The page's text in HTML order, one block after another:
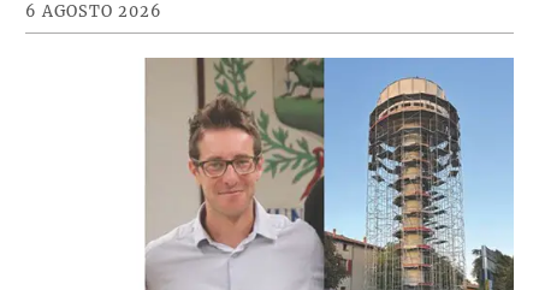
6 AGOSTO 2026